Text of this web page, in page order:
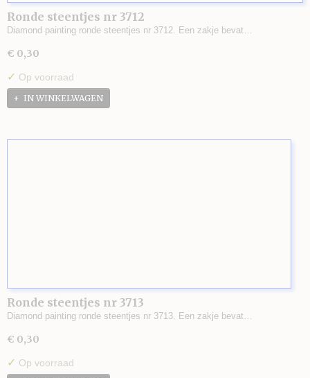
Ronde steentjes nr 3712
Diamond painting ronde steentjes nr 3712. Een zakje bevat…
€ 0,30
✓ Op voorraad
IN WINKELWAGEN
Ronde steentjes nr 3713
Diamond painting ronde steentjes nr 3713. Een zakje bevat…
€ 0,30
✓ Op voorraad